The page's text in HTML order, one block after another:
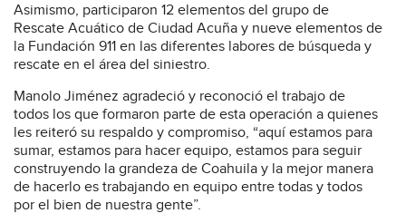
Asimismo, participaron 12 elementos del grupo de
Rescate Acuático de Ciudad Acuña y nueve elementos de
la Fundación 911 en las diferentes labores de búsqueda y
rescate en el área del siniestro.
Manolo Jiménez agradeció y reconoció el trabajo de
todos los que formaron parte de esta operación a quienes
les reiteró su respaldo y compromiso, “aquí estamos para
sumar, estamos para hacer equipo, estamos para seguir
construyendo la grandeza de Coahuila y la mejor manera
de hacerlo es trabajando en equipo entre todas y todos
por el bien de nuestra gente”.